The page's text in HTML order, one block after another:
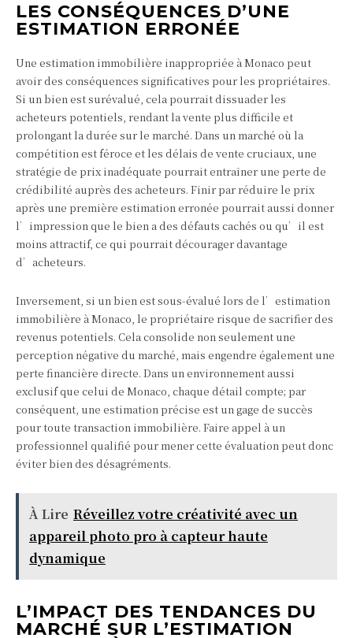
LES CONSÉQUENCES D’UNE
ESTIMATION ERRONÉE
Une estimation immobilière inappropriée à Monaco peut
avoir des conséquences significatives pour les propriétaires.
Si un bien est surévalué, cela pourrait dissuader les
acheteurs potentiels, rendant la vente plus difficile et
prolongant la durée sur le marché. Dans un marché où la
compétition est féroce et les délais de vente cruciaux, une
stratégie de prix inadéquate pourrait entraîner une perte de
crédibilité auprès des acheteurs. Finir par réduire le prix
après une première estimation erronée pourrait aussi donner
l’impression que le bien a des défauts cachés ou qu’il est
moins attractif, ce qui pourrait décourager davantage
d’acheteurs.
Inversement, si un bien est sous-évalué lors de l’estimation
immobilière à Monaco, le propriétaire risque de sacrifier des
revenus potentiels. Cela consolide non seulement une
perception négative du marché, mais engendre également une
perte financière directe. Dans un environnement aussi
exclusif que celui de Monaco, chaque détail compte; par
conséquent, une estimation précise est un gage de succès
pour toute transaction immobilière. Faire appel à un
professionnel qualifié pour mener cette évaluation peut donc
éviter bien des désagréments.
À Lire Réveillez votre créativité avec un
appareil photo pro à capteur haute
dynamique
L’IMPACT DES TENDANCES DU
MARCHÉ SUR L’ESTIMATION